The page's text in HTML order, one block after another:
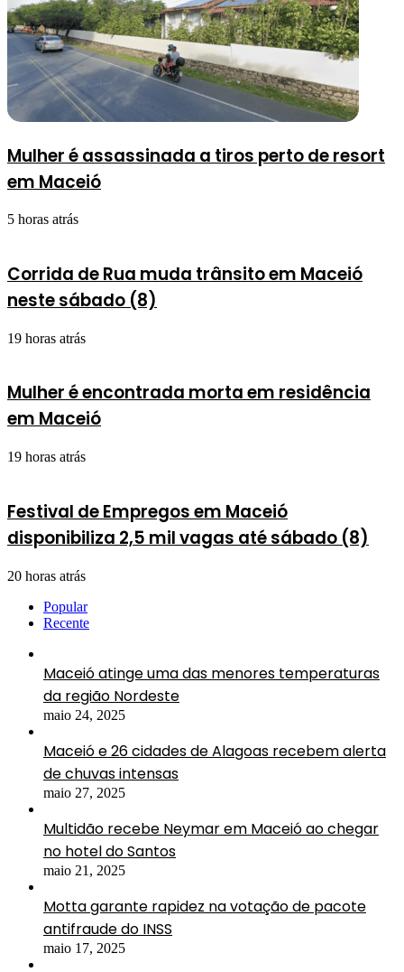
Mulher é assassinada a tiros perto de resort
em Maceió
5 horas atrás
Corrida de Rua muda trânsito em Maceió
neste sábado (8)
19 horas atrás
Mulher é encontrada morta em residência
em Maceió
19 horas atrás
Festival de Empregos em Maceió
disponibiliza 2,5 mil vagas até sábado (8)
20 horas atrás
Popular
Recente
Maceió atinge uma das menores temperaturas
da região Nordeste
maio 24, 2025
Maceió e 26 cidades de Alagoas recebem alerta
de chuvas intensas
maio 27, 2025
Multidão recebe Neymar em Maceió ao chegar
no hotel do Santos
maio 21, 2025
Motta garante rapidez na votação de pacote
antifraude do INSS
maio 17, 2025